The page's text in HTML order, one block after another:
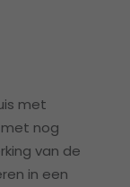
met
nog
van de
in een